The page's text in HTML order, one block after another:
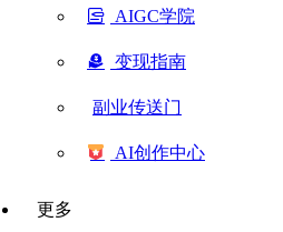
AIGC学院
变现指南
副业传送门
AI创作中心
更多